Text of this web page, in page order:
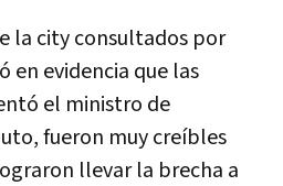
la city consultados por
en evidencia que las
el ministro de
fueron muy creíbles
llevar la brecha a